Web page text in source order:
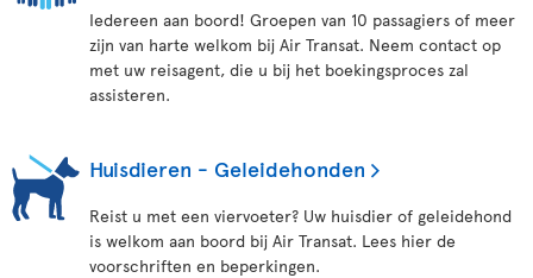
Iedereen aan boord! Groepen van 10 passagiers of meer
zijn van harte welkom bij Air Transat. Neem contact op
met uw reisagent, die u bij het boekingsproces zal
assisteren.
Huisdieren - Geleidehonden
Reist u met een viervoeter? Uw huisdier of geleidehond
is welkom aan boord bij Air Transat. Lees hier de
voorschriften en beperkingen.